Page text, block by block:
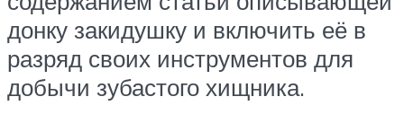
донку закидушку и включить её в
разряд своих инструментов для
добычи зубастого хищника.